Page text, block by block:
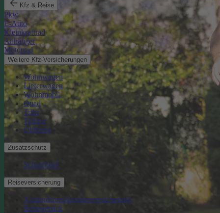
Kfz & Reise
Pkw
E-Auto
Kleinkraftrad
Anhänger
Motorrad
Weitere Kfz-Versicherungen
Wohnwagen
Lieferwagen
Wohnmobil
Quad
Trike
Traktor
Oldtimer
Zusatzschutz
Schutzbrief
Reiseversicherung
Auslandsreisekrankenversicherung
Reisegepäck